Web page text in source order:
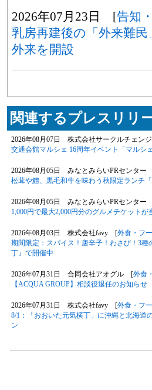
2026年07月23日 [告知
乳房再建後の「外来難
外来を開設
関連するプレスリリ
2026年08月07日 株式会社サークルチェン
交通会館マルシェ 16周年イベント「マルシ
2026年08月05日 みなとみらいPRセンタ
松茸や鱧、黒毛和牛を味わう秋限定ランチ
2026年08月05日 みなとみらいPRセンタ
1,000円で最大2,000円分のグルメチケット
2026年08月03日 株式会社favy [外食・フ
期間限定：スパイス！唐辛子！わさび！3
丁』で開催中
2026年07月31日 合同会社アオグル [外食
【ACQUA GROUP】相談役退任のお知らせ
2026年07月31日 株式会社favy [外食・フ
8/1：「おおいた元気横丁」に沖縄と北海道
ン